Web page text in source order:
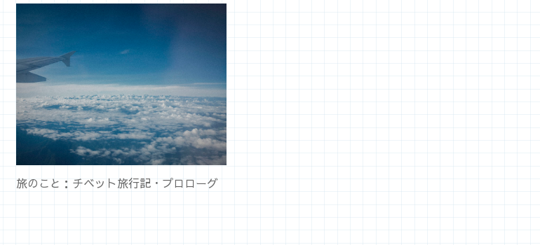
旅のこと：チベット旅行記・プロローグ